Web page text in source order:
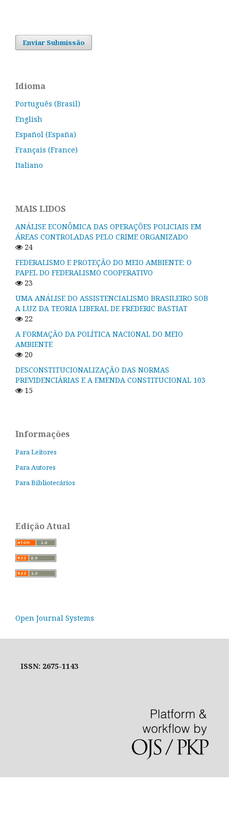
Enviar Submissão
Idioma
Português (Brasil)
English
Español (España)
Français (France)
Italiano
MAIS LIDOS
ANÁLISE ECONÔMICA DAS OPERAÇÕES POLICIAIS EM
ÁREAS CONTROLADAS PELO CRIME ORGANIZADO
24
FEDERALISMO E PROTEÇÃO DO MEIO AMBIENTE: O
PAPEL DO FEDERALISMO COOPERATIVO
23
UMA ANÁLISE DO ASSISTENCIALISMO BRASILEIRO SOB
A LUZ DA TEORIA LIBERAL DE FREDERIC BASTIAT
22
A FORMAÇÃO DA POLÍTICA NACIONAL DO MEIO
AMBIENTE
20
DESCONSTITUCIONALIZAÇÃO DAS NORMAS
PREVIDENCIÁRIAS E A EMENDA CONSTITUCIONAL 103
15
Informações
Para Leitores
Para Autores
Para Bibliotecários
Edição Atual
Open Journal Systems
ISSN: 2675-1143